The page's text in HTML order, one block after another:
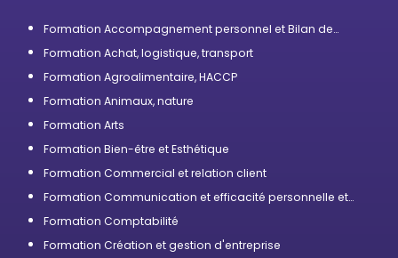
Formation Accompagnement personnel et Bilan de
Formation Achat, logistique, transport
Formation Agroalimentaire, HACCP
Formation Animaux, nature
Formation Arts
Formation Bien-être et Esthétique
Formation Commercial et relation client
Formation Communication et efficacité personnelle et
Formation Comptabilité
Formation Création et gestion d'entreprise